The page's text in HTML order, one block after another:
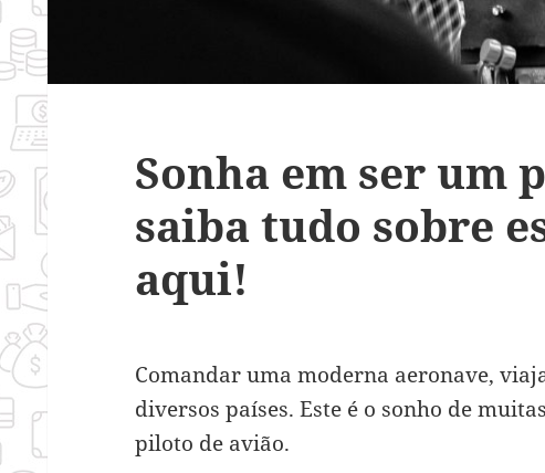
Sonha em ser um
saiba tudo sobre
aqui!
Comandar uma moderna aeronave,
diversos países. Este é o sonho de
piloto de avião.